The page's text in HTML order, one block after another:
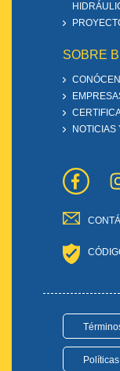
SOBRE
NOTICIAS